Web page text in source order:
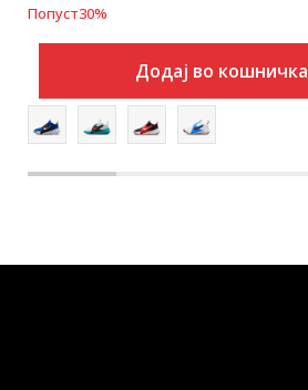
Попуст30%
Додај во кошничка